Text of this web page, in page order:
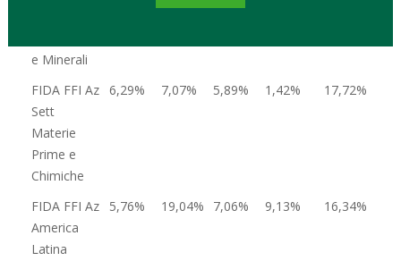
e Minerali
FIDA FFI Az
Sett
Materie
Prime e
Chimiche
6,29% 7,07% 5,89% 1,42% 17,72%
FIDA FFI Az
America
Latina
5,76% 19,04% 7,06% 9,13% 16,34%